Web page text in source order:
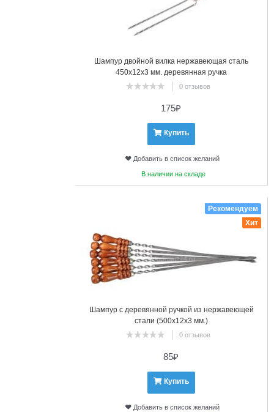
Шампур двойной вилка нержавеющая сталь
450х12х3 мм. деревянная ручка
0 отзывов
175₽
Купить
Добавить в список желаний
В наличии на складе
Шампур с деревянной ручкой из нержавеющей
стали (500х12х3 мм.)
0 отзывов
Рекомендуем
Хит
85₽
Купить
Добавить в список желаний